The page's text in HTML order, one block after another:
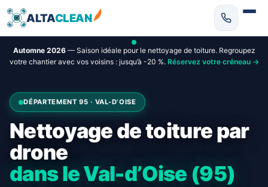
ALTACLEAN
Automne 2026— Saison idéale pour le nettoyage de toiture. Regroupez
votre chantier avec vos voisins : jusqu’à -20 %. Réservez votre créneau →
DÉPARTEMENT 95 · VAL-D’OISE
Nettoyage de toiture par
drone
dans le Val-d’Oise (95)